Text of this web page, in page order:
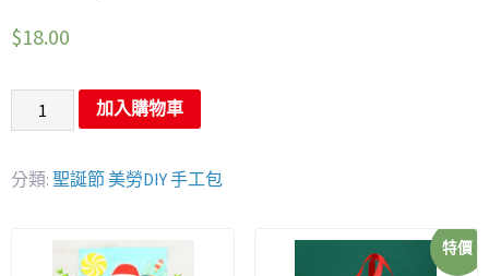
$18.00
加入購物車
分類: 聖誕節 美勞DIY 手工包
特價